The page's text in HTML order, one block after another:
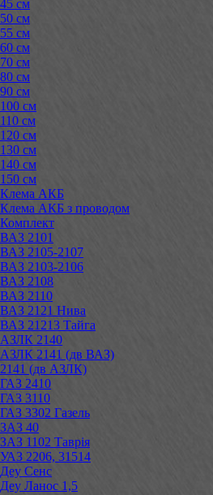
45 см
50 см
55 см
60 см
70 см
80 см
90 см
100 см
110 см
120 см
130 см
140 см
150 см
Клема АКБ
Клема АКБ з проводом
Комплект
ВАЗ 2101
ВАЗ 2105-2107
ВАЗ 2103-2106
ВАЗ 2108
ВАЗ 2110
ВАЗ 2121 Нива
ВАЗ 21213 Тайга
АЗЛК 2140
АЗЛК 2141 (дв ВАЗ)
2141 (дв АЗЛК)
ГАЗ 2410
ГАЗ 3110
ГАЗ 3302 Газель
ЗАЗ 40
ЗАЗ 1102 Таврія
УАЗ 2206, 31514
Деу Сенс
Деу Ланос 1,5